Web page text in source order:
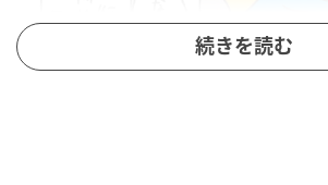
続きを読む